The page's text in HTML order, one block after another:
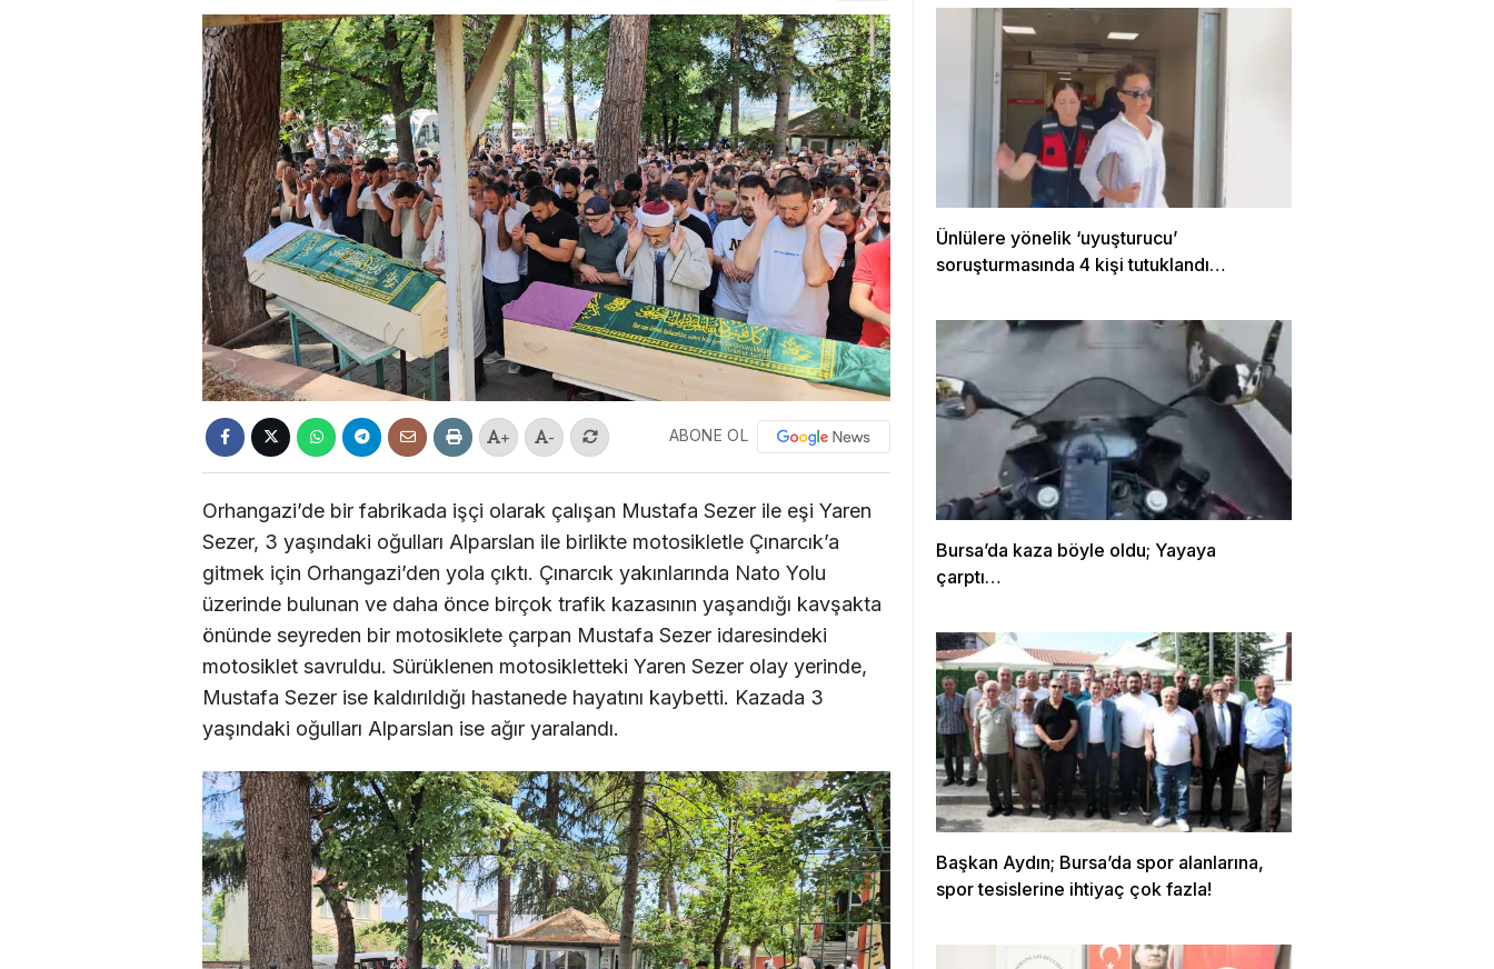
+ - ABONE OL
Orhangazi’de bir fabrikada işçi olarak çalışan Mustafa Sezer ile eşi Yaren
Sezer, 3 yaşındaki oğulları Alparslan ile birlikte motosikletle Çınarcık’a
gitmek için Orhangazi’den yola çıktı. Çınarcık yakınlarında Nato Yolu
üzerinde bulunan ve daha önce birçok trafik kazasının yaşandığı kavşakta
önünde seyreden bir motosiklete çarpan Mustafa Sezer idaresindeki
motosiklet savruldu. Sürüklenen motosikletteki Yaren Sezer olay yerinde,
Mustafa Sezer ise kaldırıldığı hastanede hayatını kaybetti. Kazada 3
yaşındaki oğulları Alparslan ise ağır yaralandı.
Ünlülere yönelik ‘uyuşturucu’
soruşturmasında 4 kişi tutuklandı…
Bursa’da kaza böyle oldu; Yayaya
çarptı…
Başkan Aydın; Bursa’da spor alanlarına,
spor tesislerine ihtiyaç çok fazla!